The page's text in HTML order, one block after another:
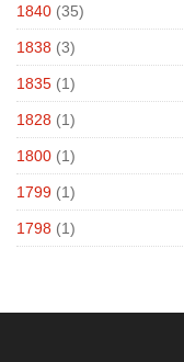
1840 (35)
1838 (3)
1835 (1)
1828 (1)
1800 (1)
1799 (1)
1798 (1)